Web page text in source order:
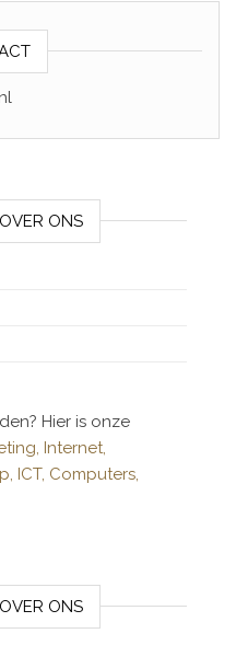
ONS
Hier is onze
Internet,
ICT, Computers,
ONS